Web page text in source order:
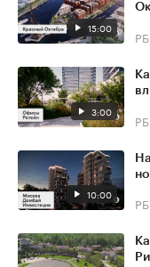
15:00
3:00
10:00